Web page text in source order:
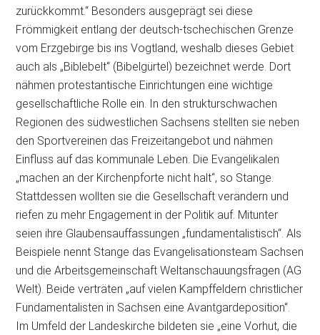
zurückkommt.“ Besonders ausgeprägt sei diese
Frömmigkeit entlang der deutsch-tschechischen Grenze
vom Erzgebirge bis ins Vogtland, weshalb dieses Gebiet
auch als „Biblebelt“ (Bibelgürtel) bezeichnet werde. Dort
nähmen protestantische Einrichtungen eine wichtige
gesellschaftliche Rolle ein. In den strukturschwachen
Regionen des südwestlichen Sachsens stellten sie neben
den Sportvereinen das Freizeitangebot und nähmen
Einfluss auf das kommunale Leben. Die Evangelikalen
„machen an der Kirchenpforte nicht halt“, so Stange.
Stattdessen wollten sie die Gesellschaft verändern und
riefen zu mehr Engagement in der Politik auf. Mitunter
seien ihre Glaubensauffassungen „fundamentalistisch“. Als
Beispiele nennt Stange das Evangelisationsteam Sachsen
und die Arbeitsgemeinschaft Weltanschauungsfragen (AG
Welt). Beide verträten „auf vielen Kampffeldern christlicher
Fundamentalisten in Sachsen eine Avantgardeposition“.
Im Umfeld der Landeskirche bildeten sie „eine Vorhut, die